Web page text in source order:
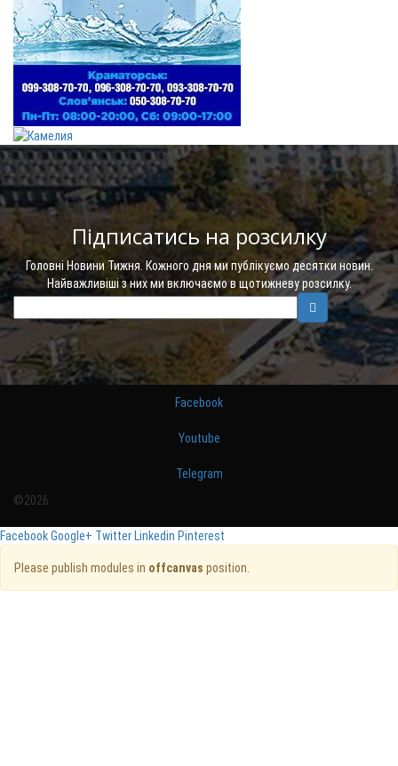
Підписатись на розсилку
Головні Новини Тижня. Кожного дня ми публікуємо десятки новин.
Найважливіші з них ми включаємо в щотижневу розсилку.
Facebook
Youtube
Telegram
©2026
FacebookGoogle+ Twitter Linkedin Pinterest
Please publish modules in offcanvas position.